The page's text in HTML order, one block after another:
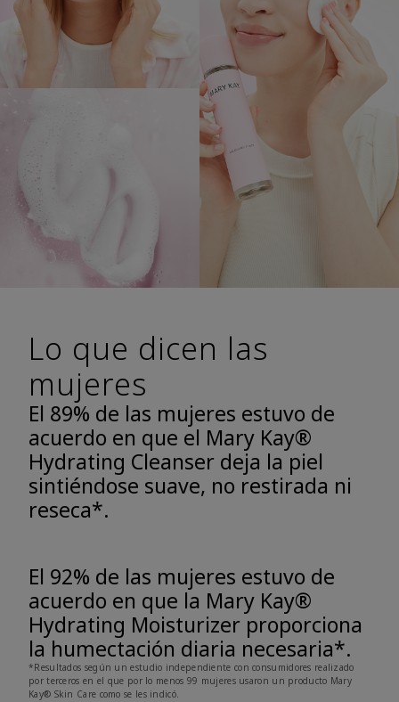
Lo que dicen las
mujeres
El 89% de las mujeres estuvo de
acuerdo en que el Mary Kay®
Hydrating Cleanser deja la piel
sintiéndose suave, no restirada ni
reseca*.
El 92% de las mujeres estuvo de
acuerdo en que la Mary Kay®
Hydrating Moisturizer proporciona
la humectación diaria necesaria*.
*Resultados según un estudio independiente con consumidores realizado
por terceros en el que por lo menos 99 mujeres usaron un producto Mary
Kay® Skin Care como se les indicó.